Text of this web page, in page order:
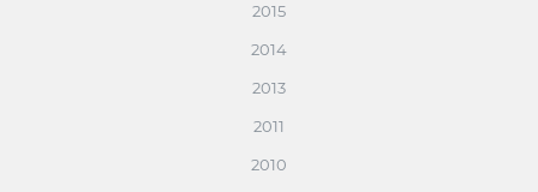
2015
2014
2013
2011
2010